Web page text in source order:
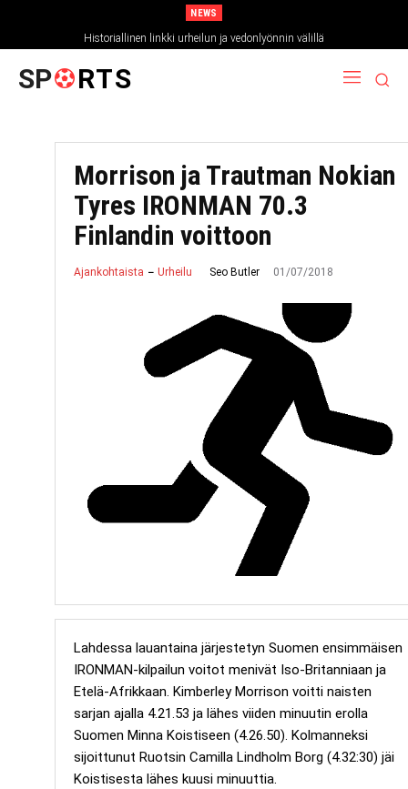
NEWS
Historiallinen linkki urheilun ja vedonlyönnin välillä
SP RTS
Morrison ja Trautman Nokian
Tyres IRONMAN 70.3
Finlandin voittoon
Ajankohtaista Urheilu Seo Butler 01/07/2018
Lahdessa lauantaina järjestetyn Suomen ensimmäisen
IRONMAN-kilpailun voitot menivät Iso-Britanniaan ja
Etelä-Afrikkaan. Kimberley Morrison voitti naisten
sarjan ajalla 4.21.53 ja lähes viiden minuutin erolla
Suomen Minna Koistiseen (4.26.50). Kolmanneksi
sijoittunut Ruotsin Camilla Lindholm Borg (4.32:30) jäi
Koistisesta lähes kuusi minuuttia.